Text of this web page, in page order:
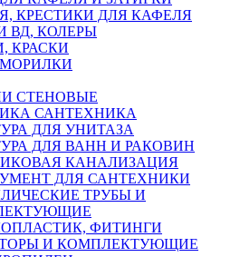
КРЕСТИКИ ДЛЯ КАФЕЛЯ
ВД, КОЛЕРЫ
КРАСКИ
СТЕНОВЫЕ
САНТЕХНИКА
ДЛЯ УНИТАЗА
ДЛЯ ВАНН И РАКОВИН
КАНАЛИЗАЦИЯ
ДЛЯ САНТЕХНИКИ
ТРУБЫ И
ФИТИНГИ
И КОМПЛЕКТУЮЩИЕ